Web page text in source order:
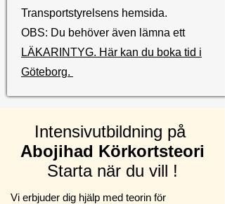
Transportstyrelsens hemsida.
OBS: Du behöver även lämna ett
LÄKARINTYG. Här kan du boka tid i
Göteborg.
Intensivutbildning på
Abojihad Körkortsteori
Starta när du vill !
Vi erbjuder dig hjälp med teorin för